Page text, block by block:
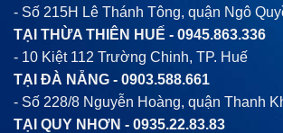
- Số 215H Lê Thánh Tông, quận Ngô
TẠI THỪA THIÊN HUẾ - 0945.863.336
- 10 Kiệt 112 Trường Chinh, TP. Huế
TẠI ĐÀ NẴNG - 0903.588.661
- Số 228/8 Nguyễn Hoàng, quận Thanh
TẠI QUY NHƠN - 0935.22.83.83